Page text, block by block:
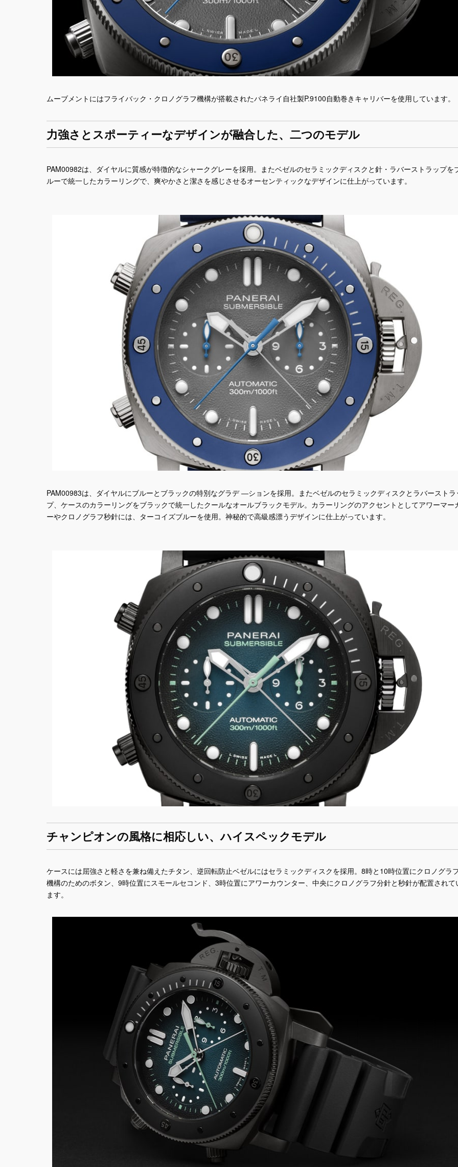
ムーブメントにはフライバック・クロノグラフ機構が搭載されたパネライ自社製P.9100自動巻きキャリバーを使用しています
力強さとスポーティーなデザインが融合した、二つのモデル
PAM00982は、ダイヤルに質感が特徴的なシャークグレーを採用。またベゼルのセラミックディスクと針・ラバーストラップを
ルーで統一したカラーリングで、爽やかさと潔さを感じさせるオーセンティックなデザインに仕上がっています。
PAM00983は、ダイヤルにブルーとブラックの特別なグラデ ―ションを採用。またベゼルのセラミックディスクとラバーストラ
プ、ケースのカラーリングをブラックで統一したクールなオールブラックモデル。カラーリングのアクセントとしてアワーマー
ーやクロノグラフ秒針には、ターコイズブルーを使用。神秘的で高級感漂うデザインに仕上がっています。
チャンピオンの風格に相応しい、ハイスペックモデル
ケースには屈強さと軽さを兼ね備えたチタン、逆回転防止ベゼルにはセラミックディスクを採用。8時と10時位置にクロノグラ
機構のためのボタン、9時位置にスモールセコンド、3時位置にアワーカウンター、中央にクロノグラフ分針と秒針が配置されて
ます。